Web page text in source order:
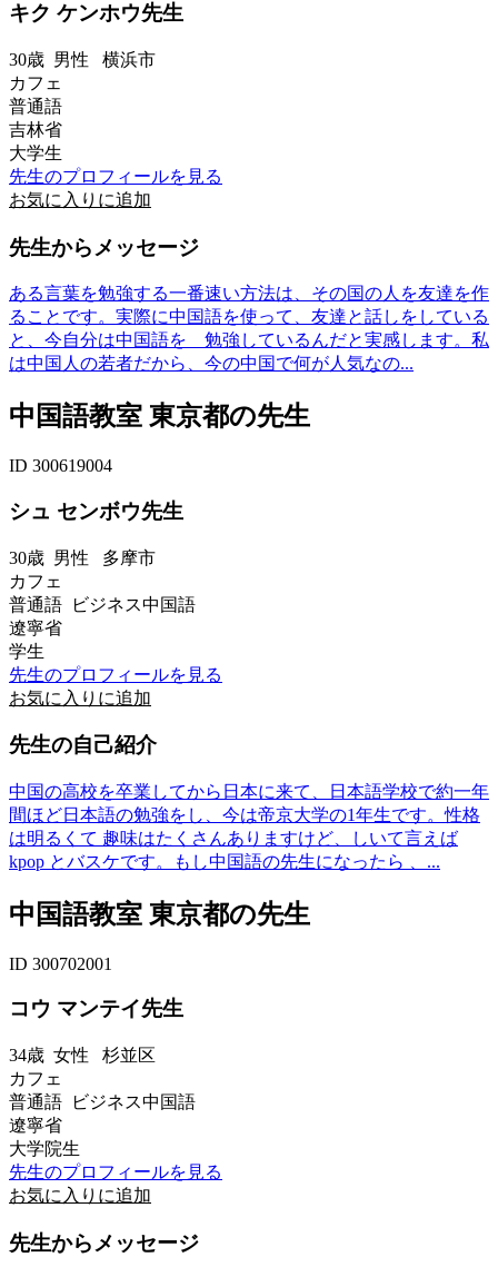
キク ケンホウ先生
30歳 男性 横浜市
カフェ
普通語
吉林省
大学生
先生のプロフィールを見る
お気に入りに追加
先生からメッセージ
ある言葉を勉強する一番速い方法は、その国の人を友達を作
ることです。実際に中国語を使って、友達と話しをしている
と、今自分は中国語を 勉強しているんだと実感します。私
は中国人の若者だから、今の中国で何が人気なの...
中国語教室 東京都の先生
ID 300619004
シュ センボウ先生
30歳 男性 多摩市
カフェ
普通語 ビジネス中国語
遼寧省
学生
先生のプロフィールを見る
お気に入りに追加
先生の自己紹介
中国の高校を卒業してから日本に来て、日本語学校で約一年
間ほど日本語の勉強をし、今は帝京大学の1年生です。性格
は明るくて 趣味はたくさんありますけど、しいて言えば
kpop とバスケです。もし中国語の先生になったら 、...
中国語教室 東京都の先生
ID 300702001
コウ マンテイ先生
34歳 女性 杉並区
カフェ
普通語 ビジネス中国語
遼寧省
大学院生
先生のプロフィールを見る
お気に入りに追加
先生からメッセージ